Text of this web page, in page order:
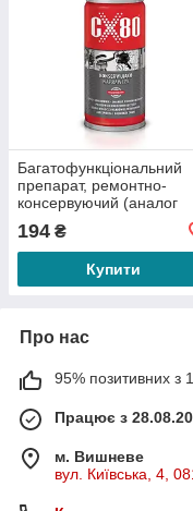
Багатофункціональний
препарат, ремонтно-
консервуючий (аналог
WD40)
194 ₴
Купити
Про нас
95% позитивних з
Працює з
м. Вишневе
вул. Київська, 4,